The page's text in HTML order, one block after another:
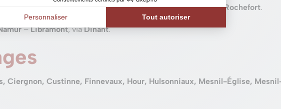
y ont un accès direct via les sorties21 Leignonet22 Rochefort.
–Libramont, viaDinant.
Ciergnon, Custinne, Finnevaux, Hour, Hulsonniaux, Mesnil-Église,